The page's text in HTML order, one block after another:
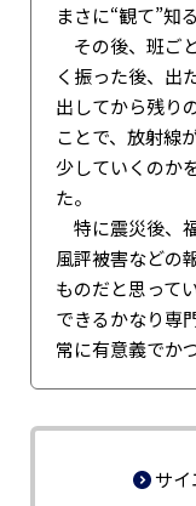
まさに“観て”知
その後、班ご
く振った後、出
出してから残り
ことで、放射線
少していくのか
た。
特に震災後、
風評被害などの
ものだと思って
できるかなり専
常に有意義でか
サイ